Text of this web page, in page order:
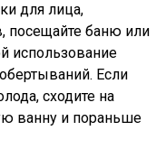
для лица,
посещайте баню или
использование
Если
сходите на
ванну и пораньше